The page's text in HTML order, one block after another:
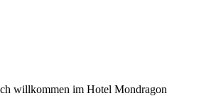
willkommen im Hotel Mondragon